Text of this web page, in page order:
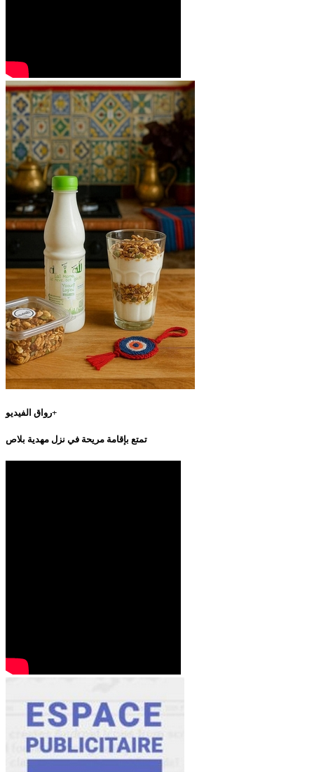
رواق الفيديو+
تمتع بإقامة مريحة في نزل مهدية بلاص